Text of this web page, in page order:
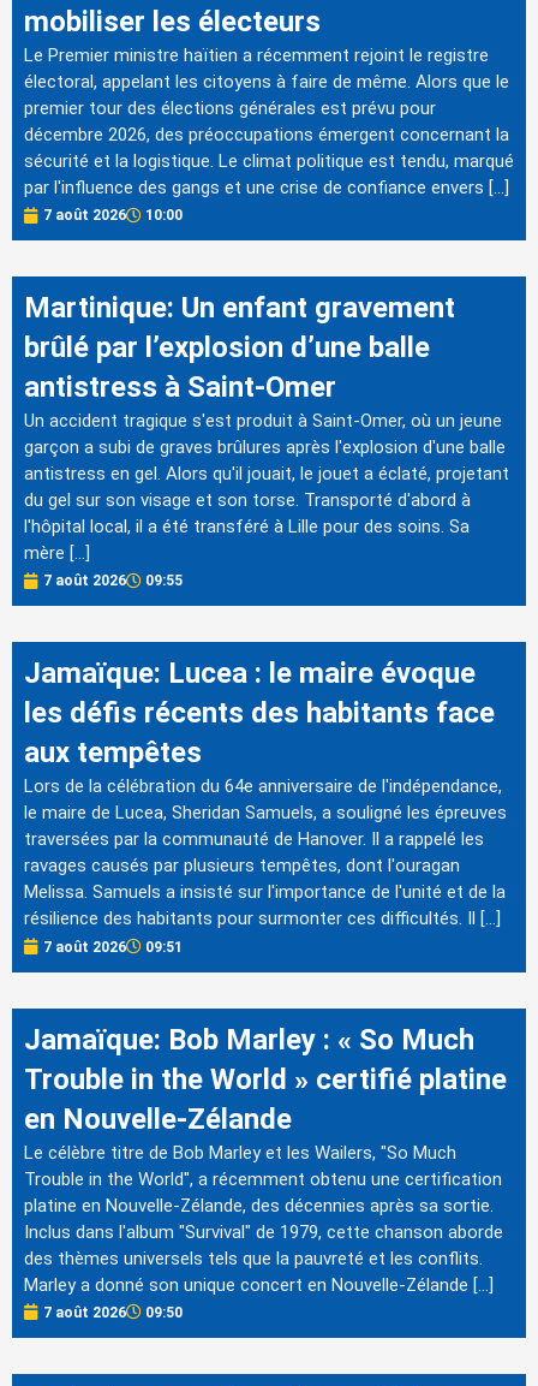
mobiliser les électeurs
Le Premier ministre haïtien a récemment rejoint le registre
électoral, appelant les citoyens à faire de même. Alors que le
premier tour des élections générales est prévu pour
décembre 2026, des préoccupations émergent concernant la
sécurité et la logistique. Le climat politique est tendu, marqué
par l'influence des gangs et une crise de confiance envers […]
7 août 2026 10:00
Martinique: Un enfant gravement
brûlé par l’explosion d’une balle
antistress à Saint-Omer
Un accident tragique s'est produit à Saint-Omer, où un jeune
garçon a subi de graves brûlures après l'explosion d'une balle
antistress en gel. Alors qu'il jouait, le jouet a éclaté, projetant
du gel sur son visage et son torse. Transporté d'abord à
l'hôpital local, il a été transféré à Lille pour des soins. Sa
mère […]
7 août 2026 09:55
Jamaïque: Lucea : le maire évoque
les défis récents des habitants face
aux tempêtes
Lors de la célébration du 64e anniversaire de l'indépendance,
le maire de Lucea, Sheridan Samuels, a souligné les épreuves
traversées par la communauté de Hanover. Il a rappelé les
ravages causés par plusieurs tempêtes, dont l'ouragan
Melissa. Samuels a insisté sur l'importance de l'unité et de la
résilience des habitants pour surmonter ces difficultés. Il […]
7 août 2026 09:51
Jamaïque: Bob Marley : « So Much
Trouble in the World » certifié platine
en Nouvelle-Zélande
Le célèbre titre de Bob Marley et les Wailers, "So Much
Trouble in the World", a récemment obtenu une certification
platine en Nouvelle-Zélande, des décennies après sa sortie.
Inclus dans l'album "Survival" de 1979, cette chanson aborde
des thèmes universels tels que la pauvreté et les conflits.
Marley a donné son unique concert en Nouvelle-Zélande […]
7 août 2026 09:50